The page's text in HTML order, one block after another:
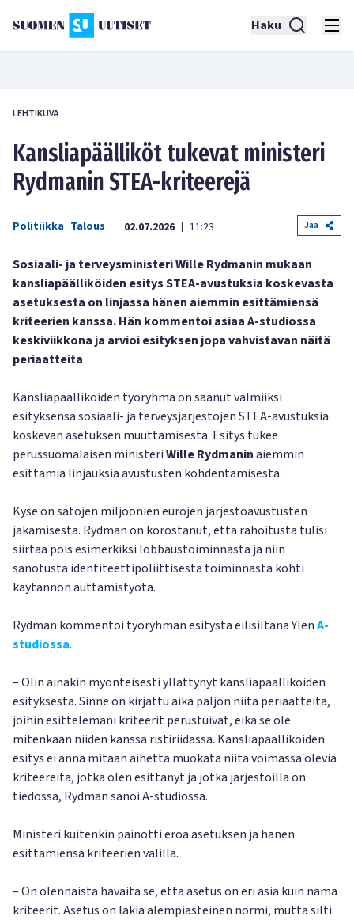
Haku
LEHTIKUVA
Kansliapäälliköt tukevat ministeri
Rydmanin STEA-kriteerejä
Politiikka Talous 02.07.2026 | 11:23 Jaa
Sosiaali- ja terveysministeri Wille Rydmanin mukaan
kansliapäälliköiden esitys STEA-avustuksia koskevasta
asetuksesta on linjassa hänen aiemmin esittämiensä
kriteerien kanssa. Hän kommentoi asiaa A-studiossa
keskiviikkona ja arvioi esityksen jopa vahvistavan näitä
periaatteita
Kansliapäälliköiden työryhmä on saanut valmiiksi
esityksensä sosiaali- ja terveysjärjestöjen STEA-avustuksia
koskevan asetuksen muuttamisesta. Esitys tukee
perussuomalaisen ministeriWille Rydmaninaiemmin
esittämiä linjauksia avustusten kohdentamisesta.
Kyse on satojen miljoonien eurojen järjestöavustusten
jakamisesta. Rydman on korostanut, että rahoitusta tulisi
siirtää pois esimerkiksi lobbaustoiminnasta ja niin
sanotusta identiteettipoliittisesta toiminnasta kohti
käytännön auttamistyötä.
Rydman kommentoi työryhmän esitystä eilisiltana YlenA-
studiossa.
– Olin ainakin myönteisesti yllättynyt kansliapäälliköiden
esityksestä. Sinne on kirjattu aika paljon niitä periaatteita,
joihin esittelemäni kriteerit perustuivat, eikä se ole
mitenkään niiden kanssa ristiriidassa. Kansliapäälliköiden
esitys ei anna mitään aihetta muokata niitä voimassa olevia
kriteereitä, jotka olen esittänyt ja jotka järjestöillä on
tiedossa, Rydman sanoi A-studiossa.
Ministeri kuitenkin painotti eroa asetuksen ja hänen
esittämiensä kriteerien välillä.
– On olennaista havaita se, että asetus on eri asia kuin nämä
kriteerit. Asetus on lakia alempiasteinen normi, mutta silti